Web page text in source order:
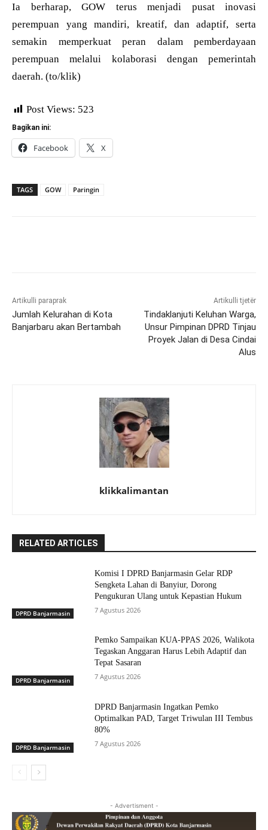
Ia berharap, GOW terus menjadi pusat inovasi
perempuan yang mandiri, kreatif, dan adaptif, serta
semakin memperkuat peran dalam pemberdayaan
perempuan melalui kolaborasi dengan pemerintah
daerah. (to/klik)
Post Views: 523
Bagikan ini:
Facebook X
TAGS GOW Paringin
Artikulli paraprak
Jumlah Kelurahan di Kota
Banjarbaru akan Bertambah
Artikulli tjetër
Tindaklanjuti Keluhan Warga,
Unsur Pimpinan DPRD Tinjau
Proyek Jalan di Desa Cindai
Alus
klikkalimantan
RELATED ARTICLES
DPRD Banjarmasin
Komisi I DPRD Banjarmasin Gelar RDP
Sengketa Lahan di Banyiur, Dorong
Pengukuran Ulang untuk Kepastian Hukum
7 Agustus 2026
DPRD Banjarmasin
Pemko Sampaikan KUA-PPAS 2026, Walikota
Tegaskan Anggaran Harus Lebih Adaptif dan
Tepat Sasaran
7 Agustus 2026
DPRD Banjarmasin
DPRD Banjarmasin Ingatkan Pemko
Optimalkan PAD, Target Triwulan III Tembus
80%
7 Agustus 2026
- Advertisment -